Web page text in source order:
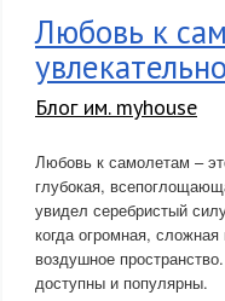
Любовь к
Блог им. myhouse
Любовь к самолетам –
глубокая,
увидел серебристый
когда огромная,
воздушное
доступны и популярны.